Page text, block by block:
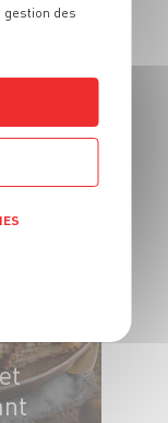
gestion des